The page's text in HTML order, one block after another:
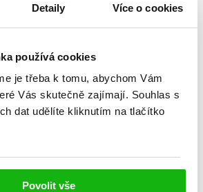
Detaily Více o cookies
používá cookies
je třeba k tomu, abychom Vám
Vás skutečně zajímají. Souhlas s
dat udělíte kliknutím na tlačítko
Povolit vše
Série: Hledači duší